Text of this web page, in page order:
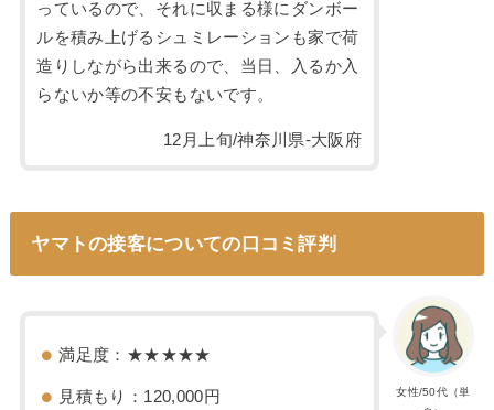
っているので、それに収まる様にダンボー
ルを積み上げるシュミレーションも家で荷
造りしながら出来るので、当日、入るか入
らないか等の不安もないです。
12月上旬/神奈川県-大阪府
ヤマトの接客についての口コミ評判
女性/50代（単
満足度：★★★★★
見積もり：120,000円